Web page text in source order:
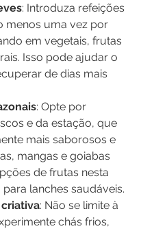
: Introduza refeições
menos uma vez por
em vegetais, frutas
Isso pode ajudar o
de dias mais
: Opte por
e da estação, que
mais saborosos e
mangas e goiabas
de frutas nesta
lanches saudáveis.
: Não se limite à
chás frios,